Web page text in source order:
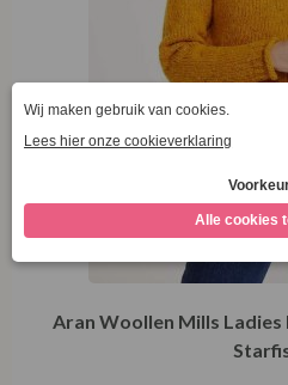
Aran Woollen Mills Ladies